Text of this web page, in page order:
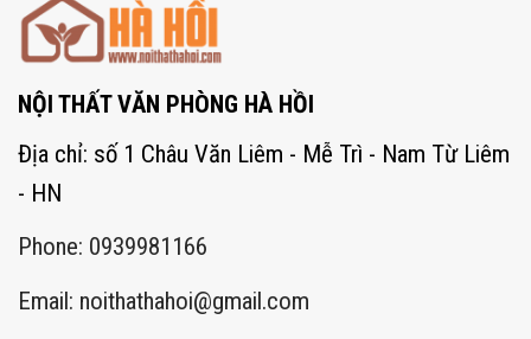
NỘI THẤT VĂN PHÒNG HÀ HỒI
Địa chỉ: số 1 Châu Văn Liêm - Mễ Trì - Nam Từ Liêm
- HN
Phone: 0939981166
Email: noithathahoi@gmail.com